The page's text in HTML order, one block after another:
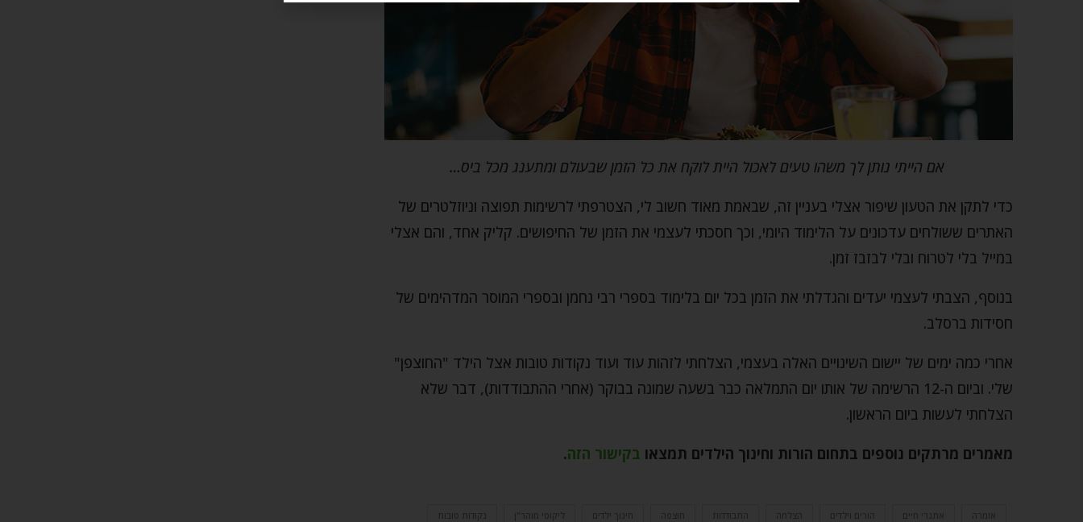
אם הייתי נותן לך משהו טעים לאכול היית לוקח את כל הזמן שבעולם ומתענג מכל ביס…
כדי לתקן את הטעון שיפור אצלי בעניין זה, שבאמת מאוד חשוב לי, הצטרפתי לרשימות תפוצה וניוזלטרים של
האתרים ששולחים עדכונים על הלימוד היומי, וכך חסכתי לעצמי את הזמן של החיפושים. קליק אחד, והם אצלי
במייל בלי לטרוח ובלי לבזבז זמן.
בנוסף, הצבתי לעצמי יעדים והגדלתי את הזמן בכל יום בלימוד בספרי רבי נחמן ובספרי המוסר המדהימים של
חסידות ברסלב.
אחרי כמה ימים של יישום השינויים האלה בעצמי, הצלחתי לזהות עוד ועוד נקודות טובות אצל הילד "החוצפן"
שלי. וביום ה-12 הרשימה של אותו יום התמלאה כבר בשעה שמונה בבוקר (אחרי ההתבודדות), דבר שלא
הצלחתי לעשות ביום הראשון.
מאמרים מרתקים נוספים בתחום הורות וחינוך הילדים תמצאו בקישור הזה.
אזמרה אתגרי חיים הורים וילדים הצלחה התבודדות חוצפה חינוך ילדים ליקוטי מוהר"ן נקודות טובות